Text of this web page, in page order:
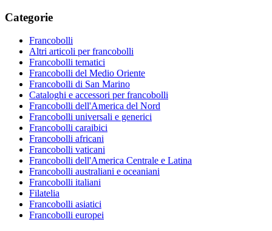
Categorie
Francobolli
Altri articoli per francobolli
Francobolli tematici
Francobolli del Medio Oriente
Francobolli di San Marino
Cataloghi e accessori per francobolli
Francobolli dell'America del Nord
Francobolli universali e generici
Francobolli caraibici
Francobolli africani
Francobolli vaticani
Francobolli dell'America Centrale e Latina
Francobolli australiani e oceaniani
Francobolli italiani
Filatelia
Francobolli asiatici
Francobolli europei